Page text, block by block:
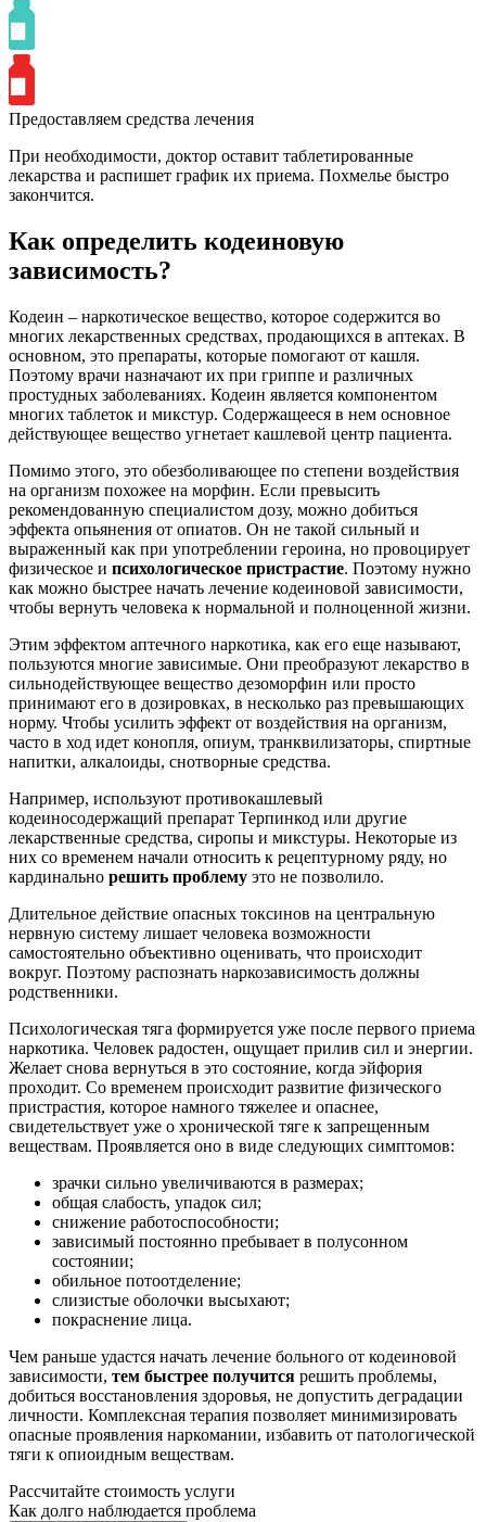
Предоставляем средства лечения
При необходимости, доктор оставит таблетированные
лекарства и распишет график их приема. Похмелье быстро
закончится.
Как определить кодеиновую
зависимость?
Кодеин – наркотическое вещество, которое содержится во
многих лекарственных средствах, продающихся в аптеках. В
основном, это препараты, которые помогают от кашля.
Поэтому врачи назначают их при гриппе и различных
простудных заболеваниях. Кодеин является компонентом
многих таблеток и микстур. Содержащееся в нем основное
действующее вещество угнетает кашлевой центр пациента.
Помимо этого, это обезболивающее по степени воздействия
на организм похожее на морфин. Если превысить
рекомендованную специалистом дозу, можно добиться
эффекта опьянения от опиатов. Он не такой сильный и
выраженный как при употреблении героина, но провоцирует
физическое и психологическое пристрастие. Поэтому нужно
как можно быстрее начать лечение кодеиновой зависимости,
чтобы вернуть человека к нормальной и полноценной жизни.
Этим эффектом аптечного наркотика, как его еще называют,
пользуются многие зависимые. Они преобразуют лекарство в
сильнодействующее вещество дезоморфин или просто
принимают его в дозировках, в несколько раз превышающих
норму. Чтобы усилить эффект от воздействия на организм,
часто в ход идет конопля, опиум, транквилизаторы, спиртные
напитки, алкалоиды, снотворные средства.
Например, используют противокашлевый
кодеиносодержащий препарат Терпинкод или другие
лекарственные средства, сиропы и микстуры. Некоторые из
них со временем начали относить к рецептурному ряду, но
кардинально решить проблему это не позволило.
Длительное действие опасных токсинов на центральную
нервную систему лишает человека возможности
самостоятельно объективно оценивать, что происходит
вокруг. Поэтому распознать наркозависимость должны
родственники.
Психологическая тяга формируется уже после первого приема
наркотика. Человек радостен, ощущает прилив сил и энергии.
Желает снова вернуться в это состояние, когда эйфория
проходит. Со временем происходит развитие физического
пристрастия, которое намного тяжелее и опаснее,
свидетельствует уже о хронической тяге к запрещенным
веществам. Проявляется оно в виде следующих симптомов:
зрачки сильно увеличиваются в размерах;
общая слабость, упадок сил;
снижение работоспособности;
зависимый постоянно пребывает в полусонном
состоянии;
обильное потоотделение;
слизистые оболочки высыхают;
покраснение лица.
Чем раньше удастся начать лечение больного от кодеиновой
зависимости, тем быстрее получится решить проблемы,
добиться восстановления здоровья, не допустить деградации
личности. Комплексная терапия позволяет минимизировать
опасные проявления наркомании, избавить от патологической
тяги к опиоидным веществам.
Рассчитайте стоимость услуги
Как долго наблюдается проблема